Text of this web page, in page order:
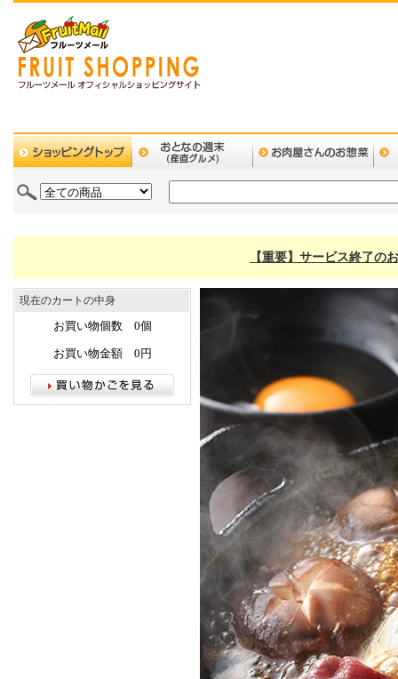
【重要】サービス終了の
現在のカートの中身
お買い物個数 0個
お買い物金額 0円